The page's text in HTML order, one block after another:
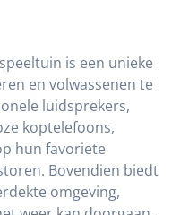
is een unieke
en volwassenen te
luidsprekers,
koptelefoons,
hun favoriete
Bovendien biedt
omgeving,